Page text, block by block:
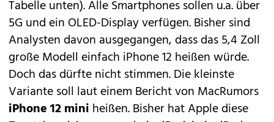
Tabelle unten). Alle Smartphones sollen u.a. über
5G und ein OLED-Display verfügen. Bisher sind
Analysten davon ausgegangen, dass das 5,4 Zoll
große Modell einfach iPhone 12 heißen würde.
Doch das dürfte nicht stimmen. Die kleinste
Variante soll laut einem Bericht von MacRumors
iPhone 12 mini heißen. Bisher hat Apple diese